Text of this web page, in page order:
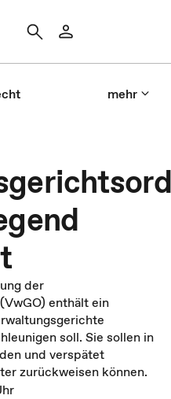
mehr
der
enthält ein
soll. Sie sollen in
und verspätet
zurückweisen können.